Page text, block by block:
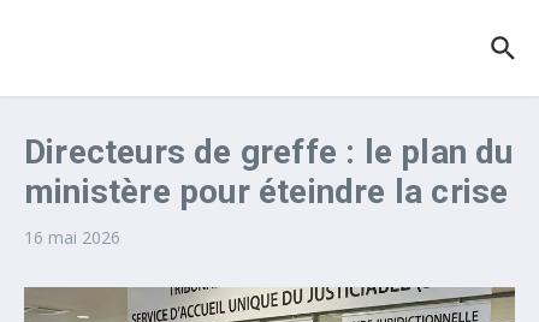
Directeurs de greffe : le plan du
ministère pour éteindre la crise
16 mai 2026